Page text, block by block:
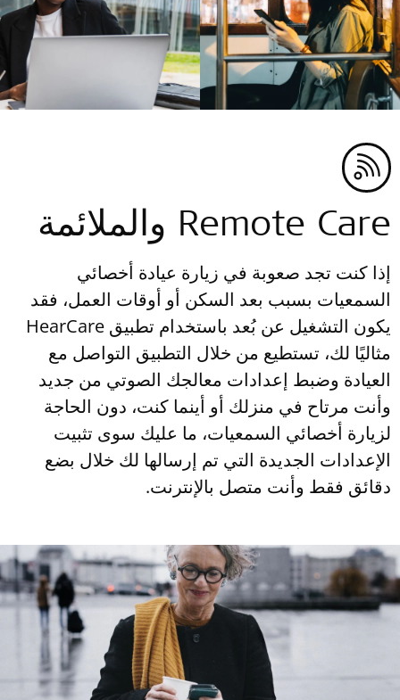
Remote Care والملائمة
إذا كنت تجد صعوبة في زيارة عيادة أخصائي
السمعيات بسبب بعد السكن أو أوقات العمل، فقد
يكون التشغيل عن بُعد باستخدام تطبيق HearCare
مثاليًا لك، تستطيع من خلال التطبيق التواصل مع
العيادة وضبط إعدادات معالجك الصوتي من جديد
وأنت مرتاح في منزلك أو أينما كنت، دون الحاجة
لزيارة أخصائي السمعيات، ما عليك سوى تثبيت
الإعدادات الجديدة التي تم إرسالها لك خلال بضع
دقائق فقط وأنت متصل بالإنترنت.